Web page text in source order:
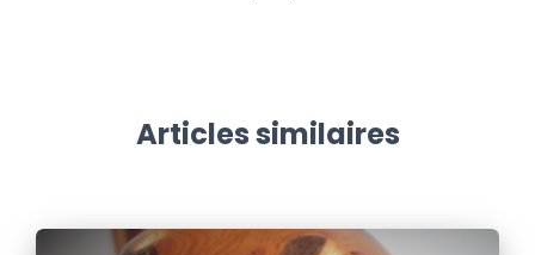
Articles similaires